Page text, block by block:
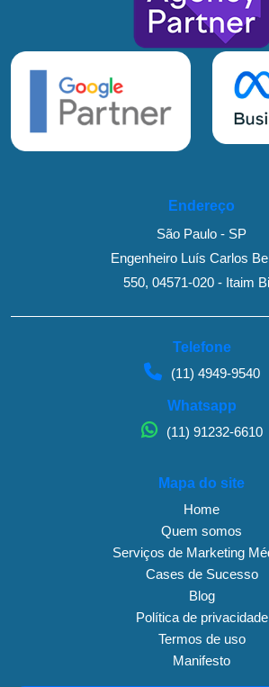
Endereço
São Paulo - SP
Engenheiro Luís Carlos
550, 04571-020 - Itaim
Telefone
(11) 4949-9540
Whatsapp
(11) 91232-6610
Mapa do site
Home
Quem somos
Serviços de Marketing
Cases de Sucesso
Blog
Política de privacidade
Termos de uso
Manifesto